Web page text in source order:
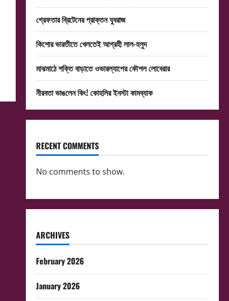
গ্রেফতার ব্রিটেনের প্রাক্তন যুবরাজ
কিশোর ভারতীতে খেলতেই আগ্রহী লাল-হলুদ
মাঝমাঠে শক্তি বাড়াতে ওভারল্যাপের কৌশল লোবেরার
নীরবতা ভাঙলেন কিং! কোহলির ইনস্টা কামব্যাক
RECENT COMMENTS
No comments to show.
ARCHIVES
February 2026
January 2026